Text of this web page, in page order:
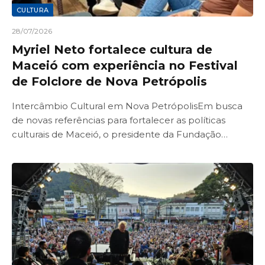
CULTURA
28/07/2026
Myriel Neto fortalece cultura de
Maceió com experiência no Festival
de Folclore de Nova Petrópolis
Intercâmbio Cultural em Nova PetrópolisEm busca
de novas referências para fortalecer as políticas
culturais de Maceió, o presidente da Fundação…